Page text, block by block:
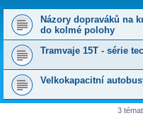
Názory dopraváků na
do kolmé polohy
Tramvaje 15T - série
Velkokapacitní
3